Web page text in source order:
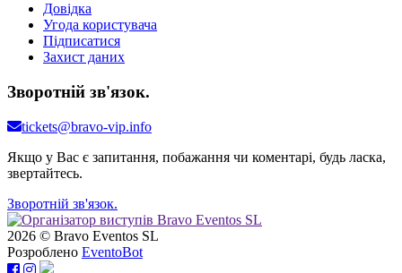
Довідка
Угода користувача
Підписатися
Захист даних
Зворотній зв'язок.
tickets@bravo-vip.info
Якщо у Вас є запитання, побажання чи коментарі, будь ласка,
звертайтесь.
Зворотній зв'язок.
2026 © Bravo Eventos SL
Розроблено EventoBot